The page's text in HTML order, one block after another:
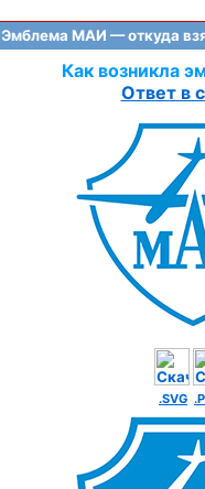
Эмблема МАИ — откуда
Как возникла
Ответ в
.SVG